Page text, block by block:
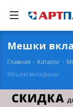
Мешки
Главная - Каталог -
Мешки вкладыши